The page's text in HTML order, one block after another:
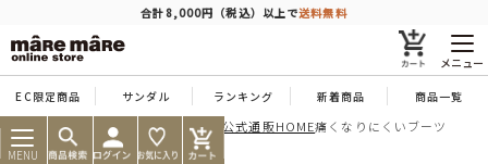
合計8,000円（税込）以上で送料無料
メニュー
EC限定商品 サンダル ランキング 新着商品 商品一覧
MENU
痛くならない靴ならマーレマーレ公式通販HOME痛くなりにくいブーツ
商品を探す
人気ワード #コンフォート #パンプス #スニーカー #ブーツ